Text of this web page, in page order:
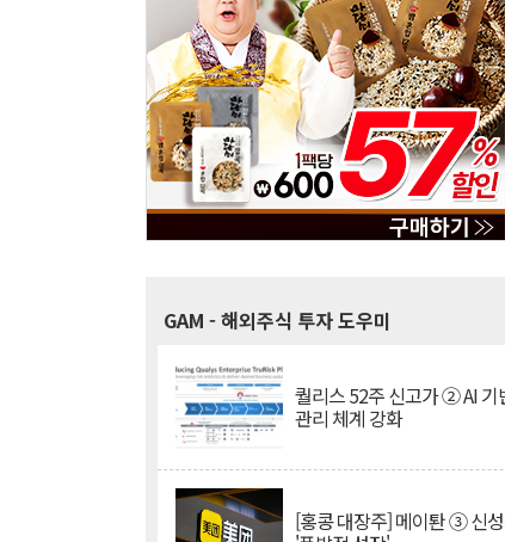
GAM - 해외주식 투자 도우미
퀄리스 52주 신고가 ② AI 기
관리 체계 강화
[홍콩 대장주] 메이퇀 ③ 신